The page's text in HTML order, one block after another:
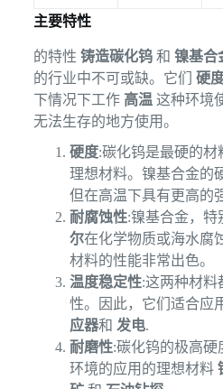
主要特性
的特性 铸造碳化钨和 镍基合
的行业中不可或缺。它们 硬
下情况下工作 高温 这种环境
无法生存的地方使用。
硬度:碳化钨是最硬的材
理想材料。镍基合金的
但在高温下具有更高的
耐腐蚀性:镍基合金，特
尔在化学物质或海水腐
材料的性能非常出色。
温度稳定性:这两种材料
性。因此，它们适合应
应器和 发电.
耐磨性:碳化钨的极高硬
环境的应用的理想材料